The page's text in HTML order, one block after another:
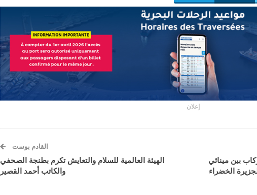
إعلان
بين مينائي
الخضراء
القادم بوست
الهيئة العالمية للسلام والتعايش تكرم بطنجة الصحفي
والكاتب أحمد القصير